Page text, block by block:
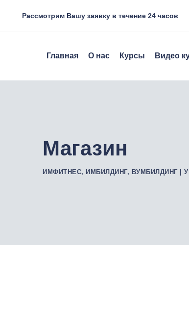
Рассмотрим Вашу заявку в течение 24 часов
Главная О нас Курсы Видео
Магазин
ИМФИТНЕС, ИМБИЛДИНГ, ВУМБИЛДИНГ |